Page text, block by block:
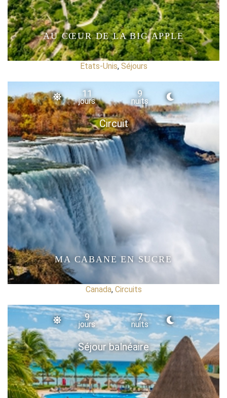
AU CŒUR DE LA BIG APPLE
Etats-Unis, Séjours
Circuit
11
jours
9
nuits
MA CABANE EN SUCRE
Canada, Circuits
Séjour balnéaire
9
jours
7
nuits